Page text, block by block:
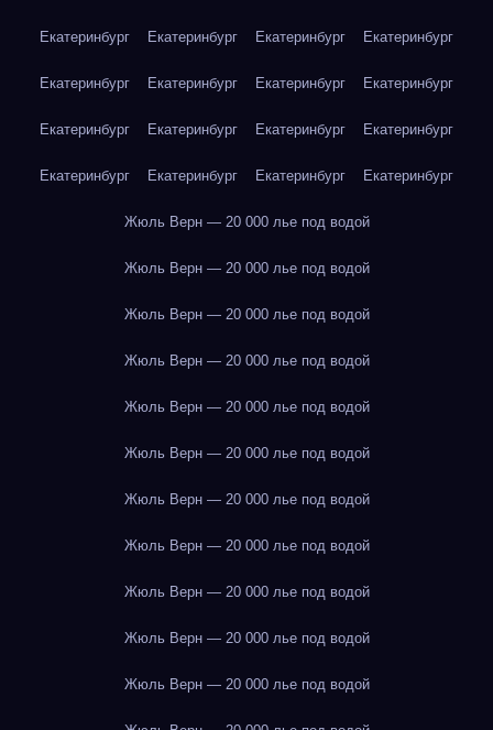
Екатеринбург Екатеринбург Екатеринбург Екатеринбург
Екатеринбург Екатеринбург Екатеринбург Екатеринбург
Екатеринбург Екатеринбург Екатеринбург Екатеринбург
Екатеринбург Екатеринбург Екатеринбург Екатеринбург
Жюль Верн — 20 000 лье под водой
Жюль Верн — 20 000 лье под водой
Жюль Верн — 20 000 лье под водой
Жюль Верн — 20 000 лье под водой
Жюль Верн — 20 000 лье под водой
Жюль Верн — 20 000 лье под водой
Жюль Верн — 20 000 лье под водой
Жюль Верн — 20 000 лье под водой
Жюль Верн — 20 000 лье под водой
Жюль Верн — 20 000 лье под водой
Жюль Верн — 20 000 лье под водой